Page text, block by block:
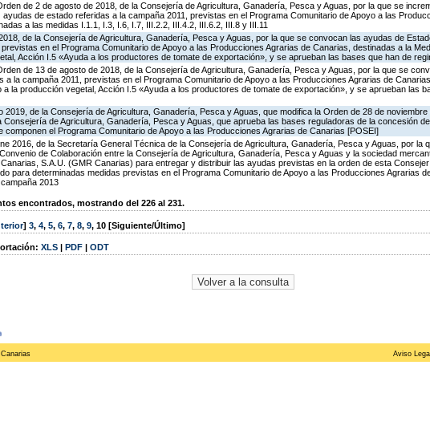
de 2 de agosto de 2018, de la Consejería de Agricultura, Ganadería, Pesca y Aguas, por la que se
ayudas de estado referidas a la campaña 2011, previstas en el Programa Comunitario de Apoyo a las
a las medidas I.1.1, I.3, I.6, I.7, III.2.2, III.4.2, III.6.2, III.8 y III.11
de la Consejería de Agricultura, Ganadería, Pesca y Aguas, por la que se convocan las ayudas de
en el Programa Comunitario de Apoyo a las Producciones Agrarias de Canarias, destinadas a la
Acción I.5 «Ayuda a los productores de tomate de exportación», y se aprueban las bases que han de
de 13 de agosto de 2018, de la Consejería de Agricultura, Ganadería, Pesca y Aguas, por la que se
a la campaña 2011, previstas en el Programa Comunitario de Apoyo a las Producciones Agrarias de
a la producción vegetal, Acción I.5 «Ayuda a los productores de tomate de exportación», y se aprueban las
2019, de la Consejería de Agricultura, Ganadería, Pesca y Aguas, que modifica la Orden de 28 de noviembre
Consejería de Agricultura, Ganadería, Pesca y Aguas, que aprueba las bases reguladoras de la concesión
componen el Programa Comunitario de Apoyo a las Producciones Agrarias de Canarias [POSEI]
2016, de la Secretaría General Técnica de la Consejería de Agricultura, Ganadería, Pesca y Aguas, por la
de Colaboración entre la Consejería de Agricultura, Ganadería, Pesca y Aguas y la sociedad
Canarias, S.A.U. (GMR Canarias) para entregar y distribuir las ayudas previstas en la orden de esta
para determinadas medidas previstas en el Programa Comunitario de Apoyo a las Producciones Agrarias
2013
encontrados, mostrando del 226 al 231.
] 3, 4, 5, 6, 7, 8, 9, 10 [Siguiente/Último]
XLS | PDF | ODT
Aviso Legal